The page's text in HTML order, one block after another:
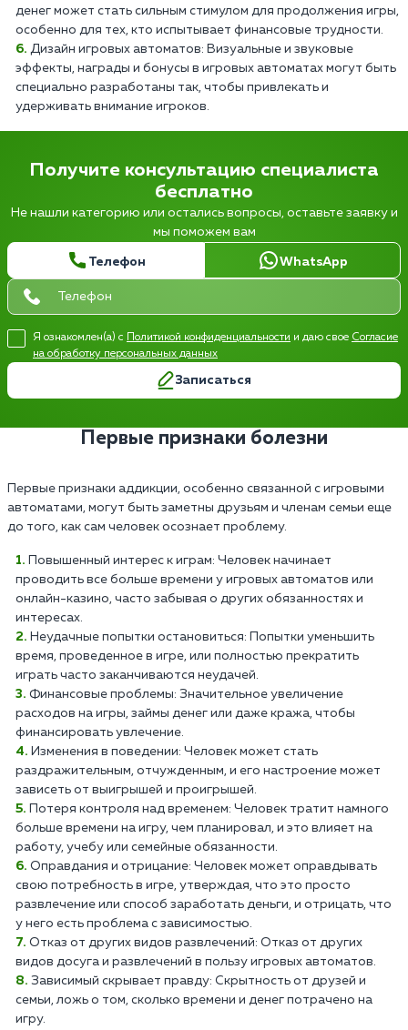
денег может стать сильным стимулом для продолжения игры,
особенно для тех, кто испытывает финансовые трудности.
Дизайн игровых автоматов: Визуальные и звуковые
эффекты, награды и бонусы в игровых автоматах могут быть
специально разработаны так, чтобы привлекать и
удерживать внимание игроков.
Получите консультацию специалиста
бесплатно
Не нашли категорию или остались вопросы, оставьте заявку и
мы поможем вам
Телефон WhatsApp
Я ознакомлен(а) с Политикой конфиденциальности и даю свое Согласие
на обработку персональных данных
Записаться
Первые признаки болезни
Первые признаки аддикции, особенно связанной с игровыми
автоматами, могут быть заметны друзьям и членам семьи еще
до того, как сам человек осознает проблему.
Повышенный интерес к играм: Человек начинает
проводить все больше времени у игровых автоматов или
онлайн-казино, часто забывая о других обязанностях и
интересах.
Неудачные попытки остановиться: Попытки уменьшить
время, проведенное в игре, или полностью прекратить
играть часто заканчиваются неудачей.
Финансовые проблемы: Значительное увеличение
расходов на игры, займы денег или даже кража, чтобы
финансировать увлечение.
Изменения в поведении: Человек может стать
раздражительным, отчужденным, и его настроение может
зависеть от выигрышей и проигрышей.
Потеря контроля над временем: Человек тратит намного
больше времени на игру, чем планировал, и это влияет на
работу, учебу или семейные обязанности.
Оправдания и отрицание: Человек может оправдывать
свою потребность в игре, утверждая, что это просто
развлечение или способ заработать деньги, и отрицать, что
у него есть проблема с зависимостью.
Отказ от других видов развлечений: Отказ от других
видов досуга и развлечений в пользу игровых автоматов.
Зависимый скрывает правду: Скрытность от друзей и
семьи, ложь о том, сколько времени и денег потрачено на
игру.